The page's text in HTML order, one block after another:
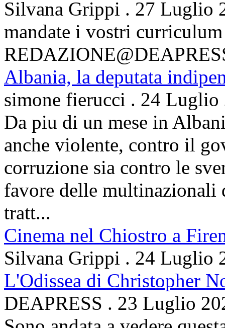
Silvana Grippi . 27 Luglio
mandate i vostri
Albania, la deputata
simone fierucci . 24 Luglio
Da piu di un mese in
anche violente, contro il
corruzione sia contro le
favore delle multinazionali
tratt...
Cinema nel Chiostro a
Silvana Grippi . 24 Luglio
L'Odissea di Christopher
DEAPRESS . 23 Luglio